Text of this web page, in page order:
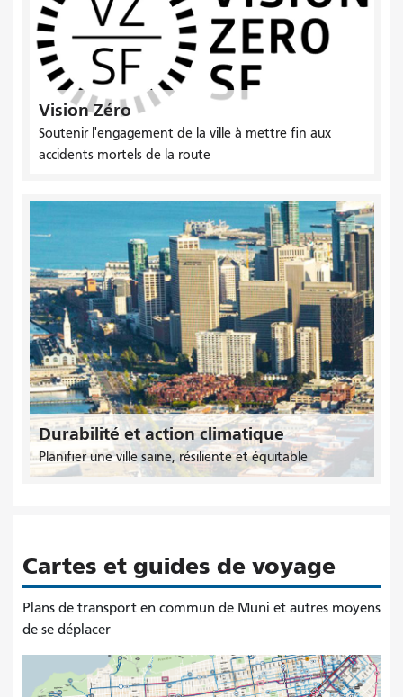
Vision Zéro
Soutenir l'engagement de la ville à mettre fin aux
accidents mortels de la route
Durabilité et action climatique
Planifier une ville saine, résiliente et équitable
Cartes et guides de voyage
Plans de transport en commun de Muni et autres moyens
de se déplacer